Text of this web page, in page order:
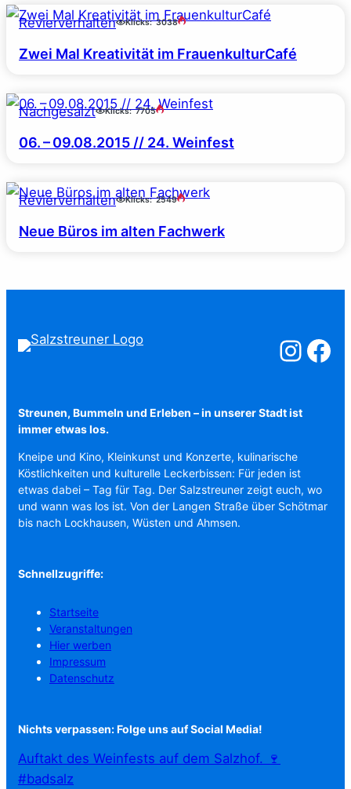
Revierverhalten Klicks: 3038
Zwei Mal Kreativität im FrauenkulturCafé
Nachgesalzt Klicks: 7705
06. – 09.08.2015 // 24. Weinfest
Revierverhalten Klicks: 2549
Neue Büros im alten Fachwerk
Salzstreuner
Streunen, Bummeln und Erleben – in unserer Stadt ist
immer etwas los.
Kneipe und Kino, Kleinkunst und Konzerte, kulinarische
Köstlichkeiten und kulturelle Leckerbissen: Für jeden ist
etwas dabei – Tag für Tag. Der Salzstreuner zeigt euch, wo
und wann was los ist. Von der Langen Straße über Schötmar
bis nach Lockhausen, Wüsten und Ahmsen.
Schnellzugriffe:
Startseite
Veranstaltungen
Hier werben
Impressum
Datenschutz
Nichts verpassen: Folge uns auf Social Media!
Auftakt des Weinfests auf dem Salzhof. 🍷
#badsalz